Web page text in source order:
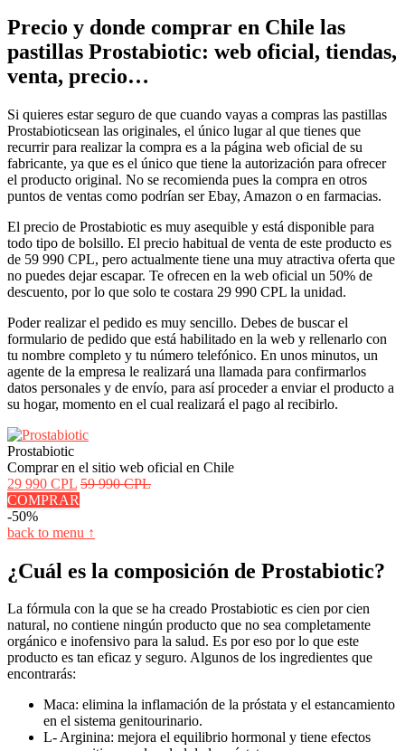
Precio y donde comprar en Chile las
pastillas Prostabiotic: web oficial, tiendas,
venta, precio…
Si quieres estar seguro de que cuando vayas a compras las pastillas
Prostabioticsean las originales, el único lugar al que tienes que
recurrir para realizar la compra es a la página web oficial de su
fabricante, ya que es el único que tiene la autorización para ofrecer
el producto original. No se recomienda pues la compra en otros
puntos de ventas como podrían ser Ebay, Amazon o en farmacias.
El precio de Prostabiotic es muy asequible y está disponible para
todo tipo de bolsillo. El precio habitual de venta de este producto es
de 59 990 CPL, pero actualmente tiene una muy atractiva oferta que
no puedes dejar escapar. Te ofrecen en la web oficial un 50% de
descuento, por lo que solo te costara 29 990 CPL la unidad.
Poder realizar el pedido es muy sencillo. Debes de buscar el
formulario de pedido que está habilitado en la web y rellenarlo con
tu nombre completo y tu número telefónico. En unos minutos, un
agente de la empresa le realizará una llamada para confirmarlos
datos personales y de envío, para así proceder a enviar el producto a
su hogar, momento en el cual realizará el pago al recibirlo.
Prostabiotic
Comprar en el sitio web oficial en Chile
29 990 CPL 59 990 CPL
COMPRAR
-50%
back to menu ↑
¿Cuál es la composición de Prostabiotic?
La fórmula con la que se ha creado Prostabiotic es cien por cien
natural, no contiene ningún producto que no sea completamente
orgánico e inofensivo para la salud. Es por eso por lo que este
producto es tan eficaz y seguro. Algunos de los ingredientes que
encontrarás:
Maca: elimina la inflamación de la próstata y el estancamiento
en el sistema genitourinario.
L- Arginina: mejora el equilibrio hormonal y tiene efectos